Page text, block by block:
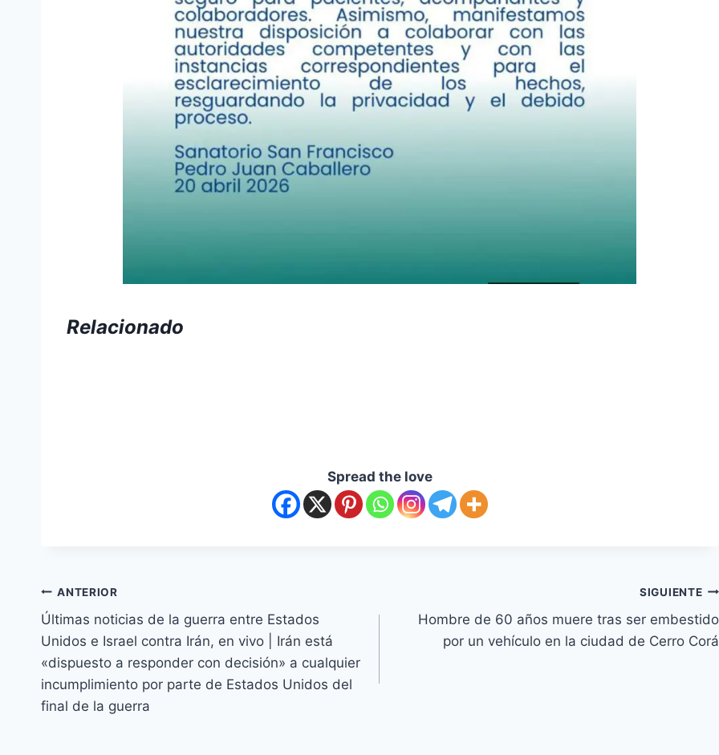
Relacionado
Spread the love
ANTERIOR
Últimas noticias de la guerra entre Estados
Unidos e Israel contra Irán, en vivo | Irán está
«dispuesto a responder con decisión» a cualquier
incumplimiento por parte de Estados Unidos del
final de la guerra
SIGUIENTE
Hombre de 60 años muere tras ser embestido
por un vehículo en la ciudad de Cerro Corá